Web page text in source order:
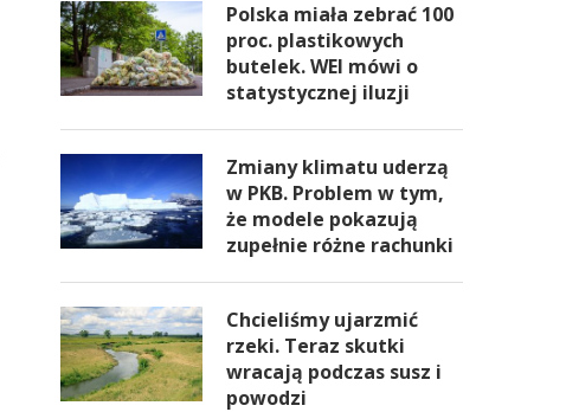
Polska miała zebrać 100
proc. plastikowych
butelek. WEI mówi o
statystycznej iluzji
Zmiany klimatu uderzą
w PKB. Problem w tym,
że modele pokazują
zupełnie różne rachunki
Chcieliśmy ujarzmić
rzeki. Teraz skutki
wracają podczas susz i
powodzi